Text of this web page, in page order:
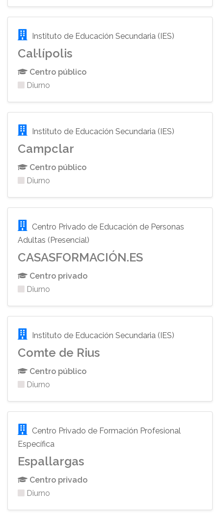
Instituto de Educación Secundaria (IES)
Cal·lípolis
Centro público
Diurno
Instituto de Educación Secundaria (IES)
Campclar
Centro público
Diurno
Centro Privado de Educación de Personas
Adultas (Presencial)
CASASFORMACIÓN.ES
Centro privado
Diurno
Instituto de Educación Secundaria (IES)
Comte de Rius
Centro público
Diurno
Centro Privado de Formación Profesional
Específica
Espallargas
Centro privado
Diurno